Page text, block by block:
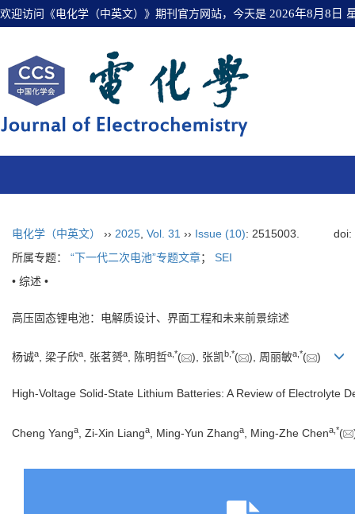
欢迎访问《电化学（中英文）》期刊官方网站，今天是 2026年8月8日
电化学（中英文） ›› 2025 Vol. 31 ›› Issue (10): 2515003.
doi:
所属专题： “下一代二次电池”专题文章； SEI
• 综述 •
高压固态锂电池：电解质设计、界面工程和未来前景综述
杨诚a, 梁子欣a, 张茗赟a, 陈明哲a *( ), 张凯b *( ), 周丽敏a *( )
High-Voltage Solid-State Lithium Batteries: A Review of Electrolyte
Cheng Yanga , Zi-Xin Lianga , Ming-Yun Zhanga , Ming-Zhe Chena *(